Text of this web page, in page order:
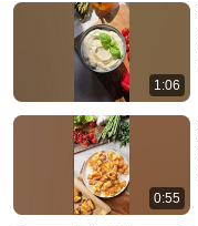
1:06
0:55